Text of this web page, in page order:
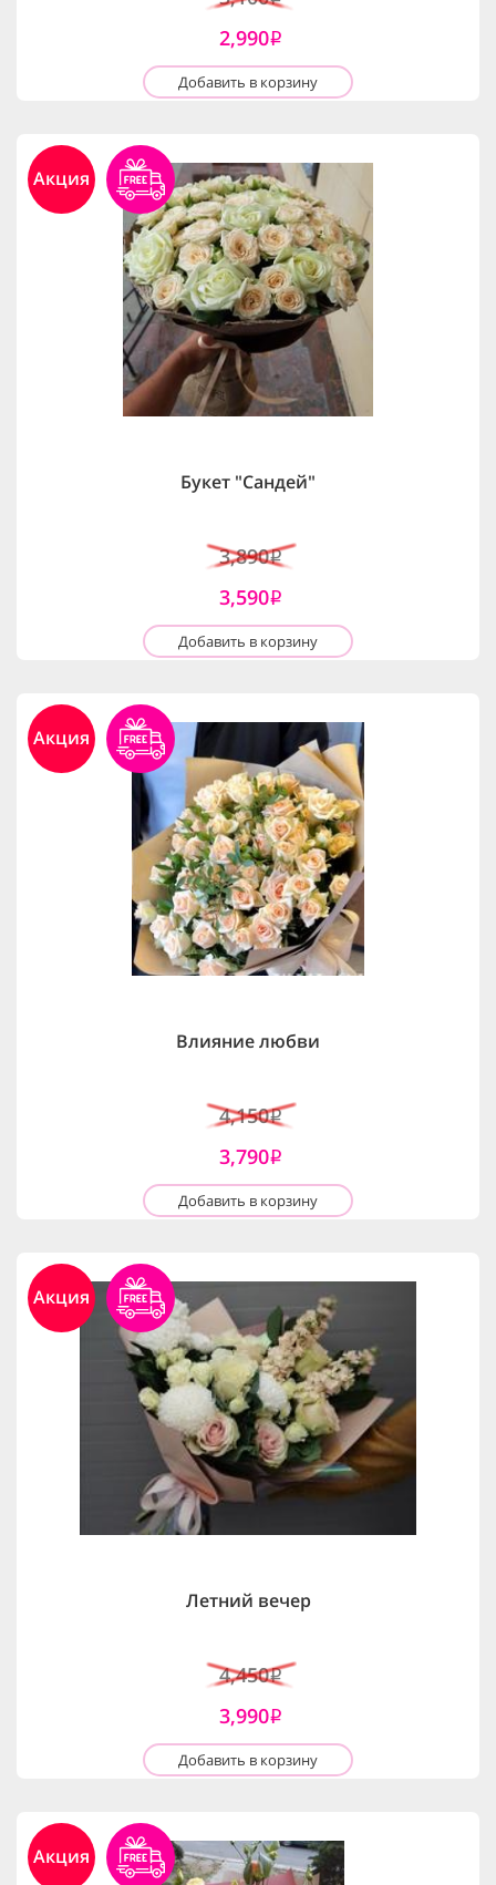
2,990i
Добавить в корзину
Акция
Букет "Сандей"
3,890i
3,590i
Добавить в корзину
Акция
Влияние любви
4,150i
3,790i
Добавить в корзину
Акция
Летний вечер
4,450i
3,990i
Добавить в корзину
Акция